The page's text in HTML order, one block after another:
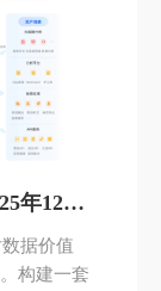
年12月
据价值
构建一套